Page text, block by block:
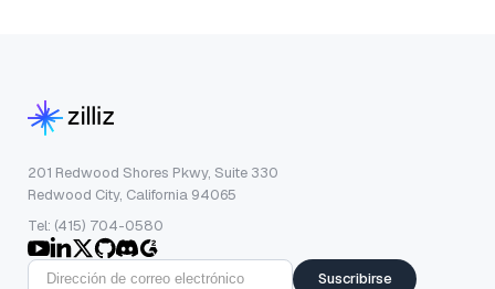
201 Redwood Shores Pkwy, Suite 330
Redwood City, California 94065
Tel: (415) 704-0580
Suscribirse